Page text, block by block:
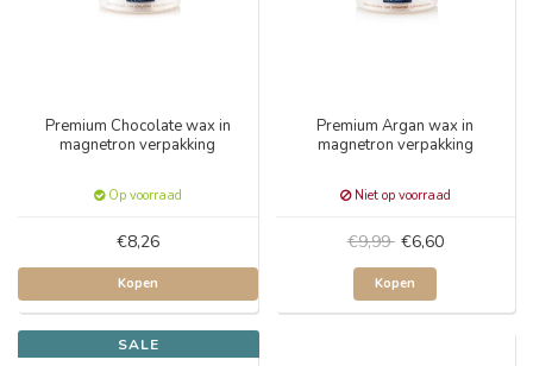
Premium Chocolate wax in
magnetron verpakking
Op voorraad
€8,26
Kopen
Premium Argan wax in
magnetron verpakking
Niet op voorraad
€9,99 €6,60
Kopen
SALE